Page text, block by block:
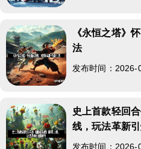
《永恒之塔》
法
发布时间：
史上首款轻回
线，玩法革新
发布时间：